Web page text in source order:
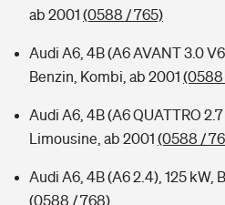
ab 2001 (0588 / 765)
Audi A6, 4B (A6 AVANT 3.0
Benzin, Kombi, ab 2001 (0588
Audi A6, 4B (A6 QUATTRO
Limousine, ab 2001 (0588 /
Audi A6, 4B (A6 2.4), 125 kW,
(0588 / 768)